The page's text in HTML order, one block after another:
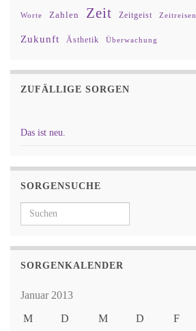
Worte Zahlen Zeit Zeitgeist Zeitreisen
Zukunft Ästhetik Überwachung
ZUFÄLLIGE SORGEN
Das ist neu.
SORGENSUCHE
Search for:
SORGENKALENDER
Januar 2013
M
D M D F